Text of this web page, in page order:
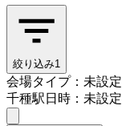
絞り込み1
会場タイプ：未設定
千種駅日時：未設定